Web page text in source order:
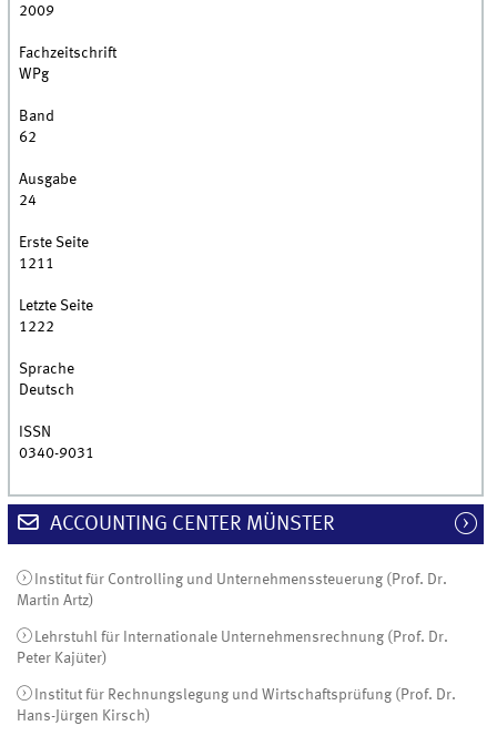
2009
Fachzeitschrift
WPg
Band
62
Ausgabe
24
Erste Seite
1211
Letzte Seite
1222
Sprache
Deutsch
ISSN
0340-9031
ACCOUNTING CENTER MÜNSTER
Institut für Controlling und Unternehmenssteuerung (Prof. Dr.
Martin Artz)
Lehrstuhl für Internationale Unternehmensrechnung (Prof. Dr.
Peter Kajüter)
Institut für Rechnungslegung und Wirtschaftsprüfung (Prof. Dr.
Hans-Jürgen Kirsch)